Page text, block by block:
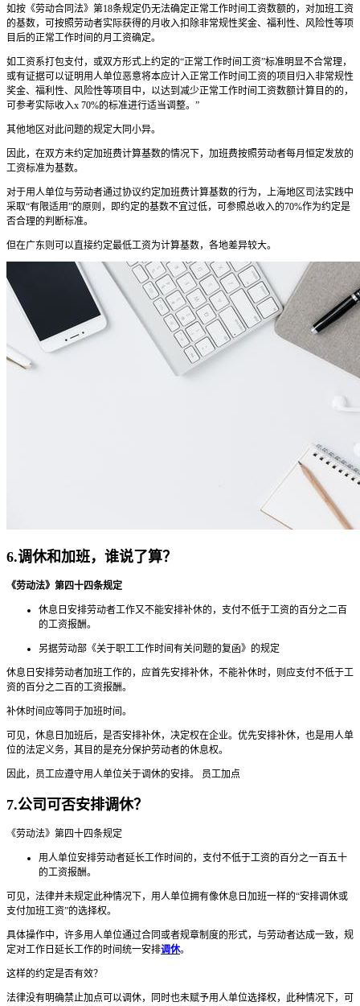
如按《劳动合同法》第18条规定仍无法确定正常工作时间工资数额的，对加班工资
的基数，可按照劳动者实际获得的月收入扣除非常规性奖金、福利性、风险性等项
目后的正常工作时间的月工资确定。
如工资系打包支付，或双方形式上约定的“正常工作时间工资”标准明显不合常理，
或有证据可以证明用人单位恶意将本应计入正常工作时间工资的项目归入非常规性
奖金、福利性、风险性等项目中，以达到减少正常工作时间工资数额计算目的的，
可参考实际收入x 70%的标准进行适当调整。”
其他地区对此问题的规定大同小异。
因此，在双方未约定加班费计算基数的情况下，加班费按照劳动者每月恒定发放的
工资标准为基数。
对于用人单位与劳动者通过协议约定加班费计算基数的行为，上海地区司法实践中
采取“有限适用”的原则，即约定的基数不宜过低，可参照总收入的70%作为约定是
否合理的判断标准。
但在广东则可以直接约定最低工资为计算基数，各地差异较大。
6.调休和加班，谁说了算？
《劳动法》第四十四条规定
休息日安排劳动者工作又不能安排补休的，支付不低于工资的百分之二百
的工资报酬。
另据劳动部《关于职工工作时间有关问题的复函》的规定
休息日安排劳动者加班工作的，应首先安排补休，不能补休时，则应支付不低于工
资的百分之二百的工资报酬。
补休时间应等同于加班时间。
可见，休息日加班后，是否安排补休，决定权在企业。优先安排补休，也是用人单
位的法定义务，其目的是充分保护劳动者的休息权。
因此，员工应遵守用人单位关于调休的安排。 员工加点
7.公司可否安排调休？
《劳动法》第四十四条规定
用人单位安排劳动者延长工作时间的，支付不低于工资的百分之一百五十
的工资报酬。
可见，法律并未规定此种情况下，用人单位拥有像休息日加班一样的“安排调休或
支付加班工资”的选择权。
具体操作中，许多用人单位通过合同或者规章制度的形式，与劳动者达成一致，规
定对工作日延长工作的时间统一安排调休。
这样的约定是否有效？
法律没有明确禁止加点可以调休，同时也未赋予用人单位选择权，此种情况下，可